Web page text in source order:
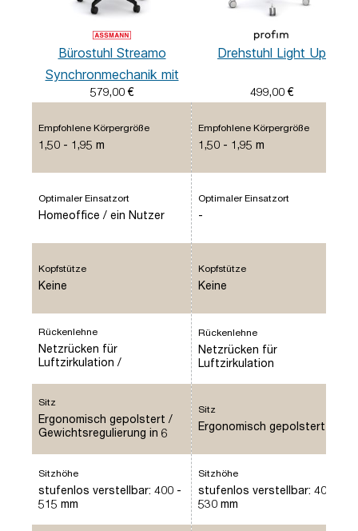
Bürostuhl Streamo
Synchronmechanik mit
Netzrücken
579,00 €
Empfohlene Körpergröße
1,50 - 1,95 m
Optimaler Einsatzort
Homeoffice / ein Nutzer
Kopfstütze
Keine
Rückenlehne
Netzrücken für
Luftzirkulation /
Sitz
Ergonomisch gepolstert /
Gewichtsregulierung in 6
Sitzhöhe
stufenlos verstellbar: 400 -
515 mm
Drehstuhl Light Up
499,00 €
Empfohlene Körpergröße
1,50 - 1,95 m
Optimaler Einsatzort
-
Kopfstütze
Keine
Rückenlehne
Netzrücken für
Luftzirkulation
Sitz
Ergonomisch gepolstert
Sitzhöhe
stufenlos verstellbar: 400 -
530 mm